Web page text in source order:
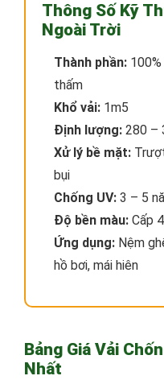
Thông Số Kỹ
Ngoài Trời
Thành phần:
thấm
Khổ vải: 1m5
Định lượng: 280 –
Xử lý bề mặt:
bụi
Chống UV: 3 – 5
Độ bền màu: Cấp
Ứng dụng: Nệm
hồ bơi, mái hiên
Bảng Giá Vải
Nhất